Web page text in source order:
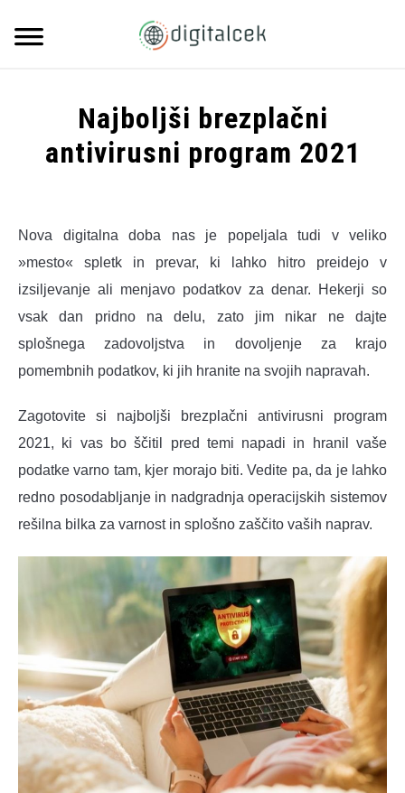
O NAS
KONTAKT
Najboljši brezplačni
antivirusni program 2021
in
Strojna
programska
oprema
Nova digitalna doba nas je popeljala tudi v veliko
»mesto« spletk in prevar, ki lahko hitro preidejo v
izsiljevanje ali menjavo podatkov za denar. Hekerji so
vsak dan pridno na delu, zato jim nikar ne dajte
splošnega zadovoljstva in dovoljenje za krajo
pomembnih podatkov, ki jih hranite na svojih napravah.
Zagotovite si najboljši brezplačni antivirusni program
2021, ki vas bo ščitil pred temi napadi in hranil vaše
podatke varno tam, kjer morajo biti. Vedite pa, da je lahko
redno posodabljanje in nadgradnja operacijskih sistemov
rešilna bilka za varnost in splošno zaščito vaših naprav.